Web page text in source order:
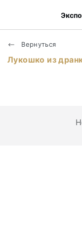
Вернуться
Лукошко из